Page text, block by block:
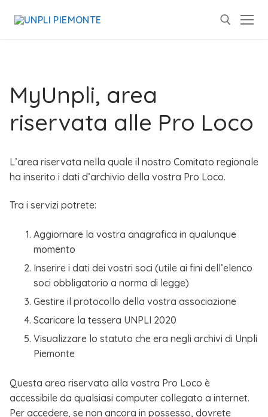
MyUnpli, area
riservata alle Pro Loco
L’area riservata nella quale il nostro Comitato regionale
ha inserito i dati d’archivio della vostra Pro Loco.
Tra i servizi potrete:
Aggiornare la vostra anagrafica in qualunque
momento
Inserire i dati dei vostri soci (utile ai fini dell’elenco
soci obbligatorio a norma di legge)
Gestire il protocollo della vostra associazione
Scaricare la tessera UNPLI 2020
Visualizzare lo statuto che era negli archivi di Unpli
Piemonte
Questa area riservata alla vostra Pro Loco è
accessibile da qualsiasi computer collegato a internet.
Per accedere, se non ancora in possesso, dovrete